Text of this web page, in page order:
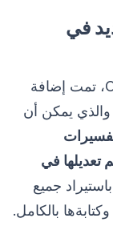
في
عند استيراد بيانات OpenAPI (Swagger)، تمت إضافة
يمكن أن
تعديلها في
جميع
بالكامل.